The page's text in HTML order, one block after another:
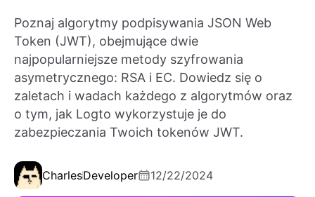
Poznaj algorytmy podpisywania JSON Web
Token (JWT), obejmujące dwie
najpopularniejsze metody szyfrowania
asymetrycznego: RSA i EC. Dowiedz się o
zaletach i wadach każdego z algorytmów oraz
o tym, jak Logto wykorzystuje je do
zabezpieczania Twoich tokenów JWT.
CharlesDeveloper 12/22/2024